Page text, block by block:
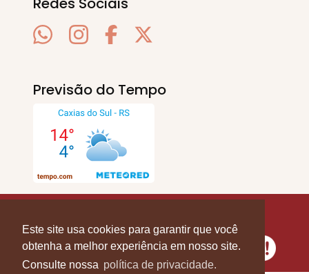
Este site usa cookies para garantir que você
obtenha a melhor experiência em nosso site.
Consulte nossa política de privacidade.
Previsão do Tempo
Direitos Reservados.